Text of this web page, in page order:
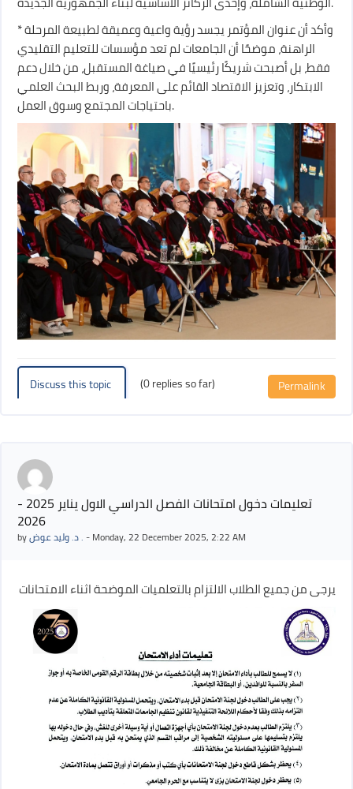
* وأكد أن عنوان المؤتمر يجسد رؤية واعية وعميقة لطبيعة المرحلة
الراهنة، موضحًا أن الجامعات لم تعد مؤسسات للتعليم التقليدي
فقط، بل أصبحت شريكًا رئيسيًا في صياغة المستقبل، من خلال دعم
الابتكار، وتعزيز الاقتصاد القائم على المعرفة، وربط البحث العلمي
باحتياجات المجتمع وسوق العمل.
Discuss this topic (0 replies so far) Permalink
تعليمات دخول امتحانات الفصل الدراسي الاول يناير 2025 -
2026
by د. وليد عوض .-Monday, 22 December 2025, 2:22 AM
يرجى من جميع الطلاب الالتزام بالتعلميات الموضحة اثناء الامتحانات